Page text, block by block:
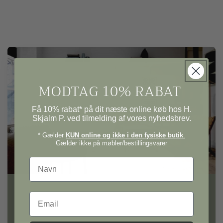
H. Skjalm P.
MODTAG 10% RABAT
Få 10% rabat* på dit næste online køb hos H.
Skjalm P. ved tilmelding af vores nyhedsbrev.
* Gælder KUN online og ikke i den fysiske butik.
Gælder ikke på møbler/bestillingsvarer
Navn
Email